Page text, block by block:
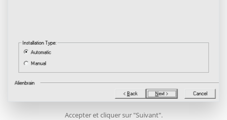
Accepter et cliquer sur "Suivant".